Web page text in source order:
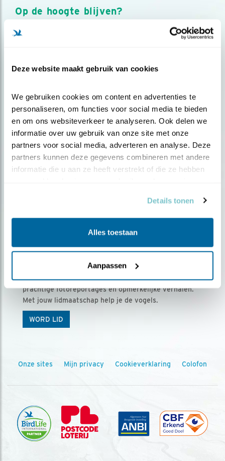
Deze website maakt gebruik van cookies
We gebruiken cookies om content en advertenties te
personaliseren, om functies voor social media te bieden
en om ons websiteverkeer te analyseren. Ook delen we
informatie over uw gebruik van onze site met onze
partners voor social media, adverteren en analyse. Deze
partners kunnen deze gegevens combineren met andere
informatie die u aan ze heeft verstrekt of die ze hebben
Details tonen
Alles toestaan
Aanpassen
Op de hoogte blijven?
Meld je aan en ontvang nieuws, inspiratie, acties en tips
over vogels en activiteiten van Vogelbescherming.
Ontvang 5 x Vogels voor € 36,00 per jaar
Vogels is het tijdschrift voor onze leden, met
prachtige fotoreportages en opmerkelijke verhalen.
Met jouw lidmaatschap help je de vogels.
WORD LID
Onze sites Mijn privacy Cookieverklaring Colofon